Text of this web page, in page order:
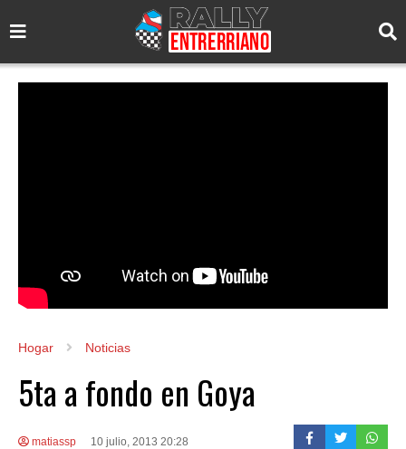
Hogar Noticias
5ta a fondo en Goya
matiassp 10 julio, 2013 20:28